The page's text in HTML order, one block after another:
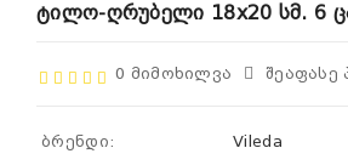
Ტილო-Ღრუბელი 18x20 Სმ. 6
0 Მიმოხილვა Შეაფასე
ბრენდი:
Vileda